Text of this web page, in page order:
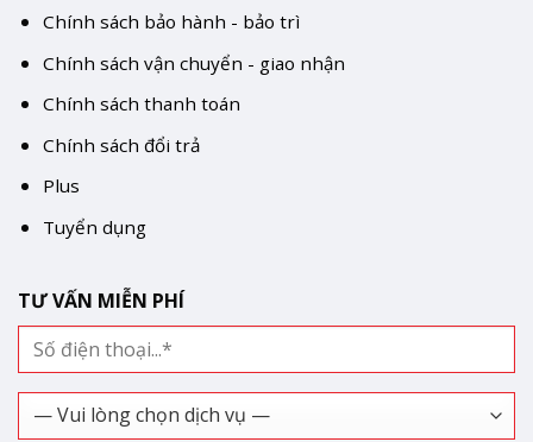
Chính sách bảo hành - bảo trì
Chính sách vận chuyển - giao nhận
Chính sách thanh toán
Chính sách đổi trả
Plus
Tuyển dụng
TƯ VẤN MIỄN PHÍ